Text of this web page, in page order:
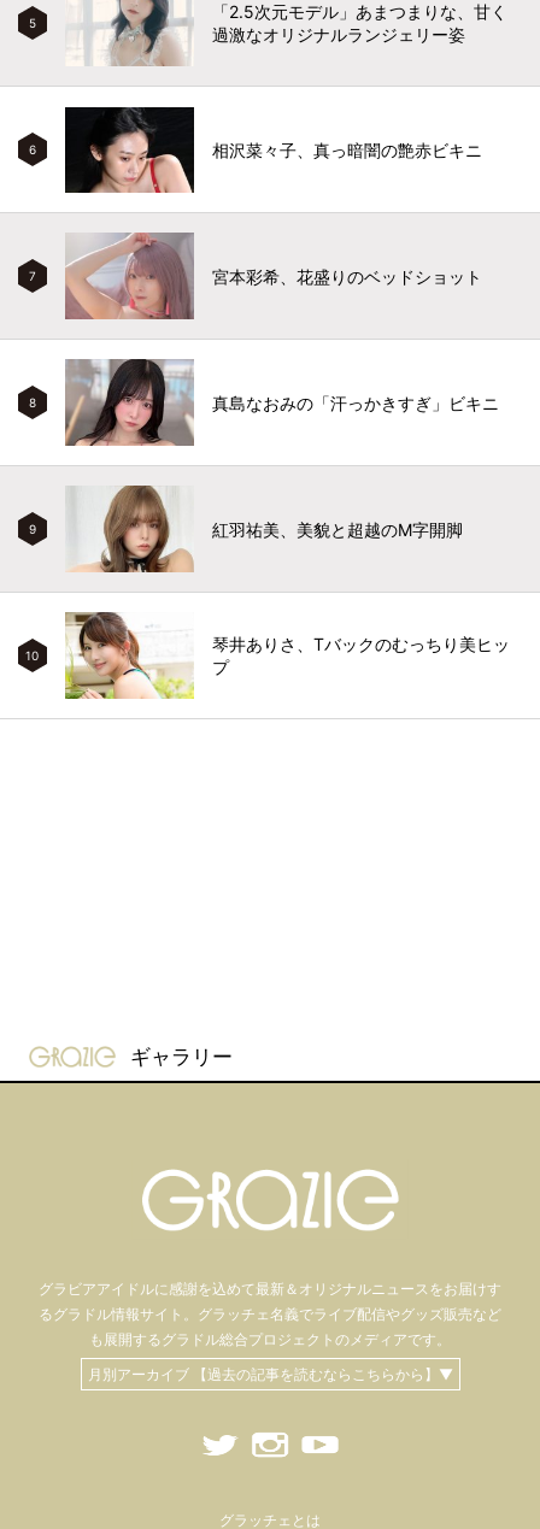
5
「2.5次元モデル」あまつまりな、甘く
過激なオリジナルランジェリー姿
6 相沢菜々子、真っ暗闇の艶赤ビキニ
7 宮本彩希、花盛りのベッドショット
8 真島なおみの「汗っかきすぎ」ビキニ
9 紅羽祐美、美貌と超越のM字開脚
10
琴井ありさ、Tバックのむっちり美ヒッ
プ
gravure-grazie
ギャラリー
グラビアアイドルに感謝を込めて最新＆オリジナルニュースをお届けす
るグラドル情報サイト。 グラッチェ名義でライブ配信やグッズ販売など
も 展開するグラドル総合プロジェクトのメディアです。
月別アーカイブ 【過去の記事を読むならこちらから】▼
グラッチェとは